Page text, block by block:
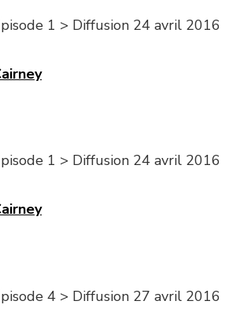
1 > Diffusion 24 avril 2016
1 > Diffusion 24 avril 2016
4 > Diffusion 27 avril 2016